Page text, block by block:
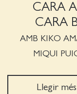
CARA
CARA
AMB KIKO
MIQUI
Llegir més